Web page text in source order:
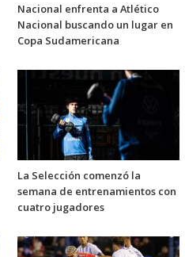
Nacional enfrenta a Atlético
Nacional buscando un lugar en
Copa Sudamericana
La Selección comenzó la
semana de entrenamientos con
cuatro jugadores